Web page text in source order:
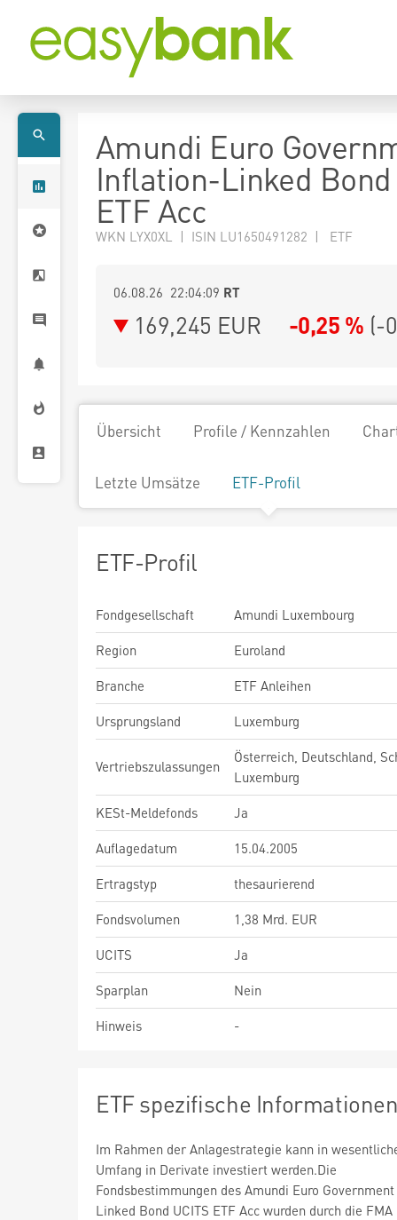
Amundi Euro
Inflation-Linked Bond
ETF Acc
WKN LYX0XL | ISIN LU1650491282 | ETF
06.08.26 22:04:09 RT
169,245 EUR -0,25 % (-
Übersicht Profile / Kennzahlen
Letzte Umsätze ETF-Profil
ETF-Profil
Fondgesellschaft
Amundi Luxembourg
Region
Euroland
Branche
ETF Anleihen
Ursprungsland
Luxemburg
Vertriebszulassungen
Österreich, Deutschland,
Luxemburg
KESt-Meldefonds
Ja
Auflagedatum
15.04.2005
Ertragstyp
thesaurierend
Fondsvolumen
1,38 Mrd. EUR
UCITS
Ja
Sparplan
Nein
Hinweis
-
ETF spezifische
Im Rahmen der Anlagestrategie kann in
Umfang in Derivate investiert werden.Die
Fondsbestimmungen des Amundi Euro
Linked Bond UCITS ETF Acc wurden durch die FMA